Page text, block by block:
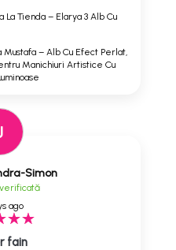
La Tienda – Elarya 3 Alb Cu
– Alb Cu Efect Perlat,
Manichiuri Artistice Cu
Simon
ago
fain